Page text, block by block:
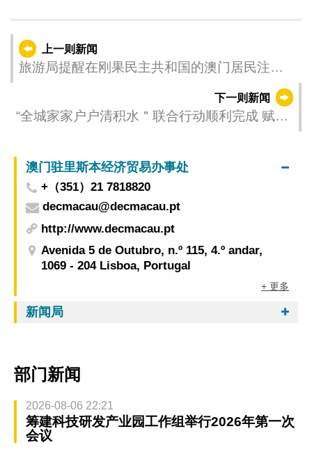
上一则新闻
旅游局提醒在刚果民主共和国的澳门居民注意
下一则新闻
“全城家家户户清积水＂联合行动顺利完成 赋能
澳门驻里斯本经济贸易办事处
+（351）21 7818820
decmacau@decmacau.pt
http://www.decmacau.pt
Avenida 5 de Outubro, n.º 115, 4.º andar,
1069 - 204 Lisboa, Portugal
+ 更多
新闻局
部门新闻
2026-08-06 22:21
筹建科技研发产业园工作组举行2026年第一次
会议